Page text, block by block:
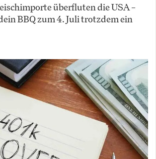
überfluten die USA –
BBQ zum 4. Juli trotzdem ein